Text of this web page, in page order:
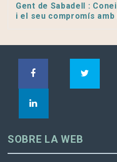
Gent de Sabadell :
i el seu compromís
SOBRE LA WEB